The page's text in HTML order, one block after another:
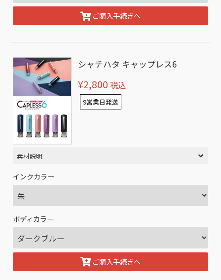
ご購入手続きへ
シャチハタ キャップレス6
¥2,800 税込
9営業日発送
素材説明
インクカラー
ボディカラー
ご購入手続きへ